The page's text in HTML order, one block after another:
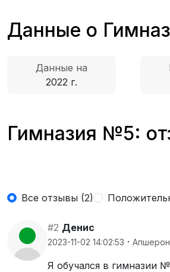
Данные о
Данные на
2022 г.
Гимназия №5:
Все отзывы (2)
#2 Денис
2023-11-02 14:02:53 ·
Я обучался в гимназии